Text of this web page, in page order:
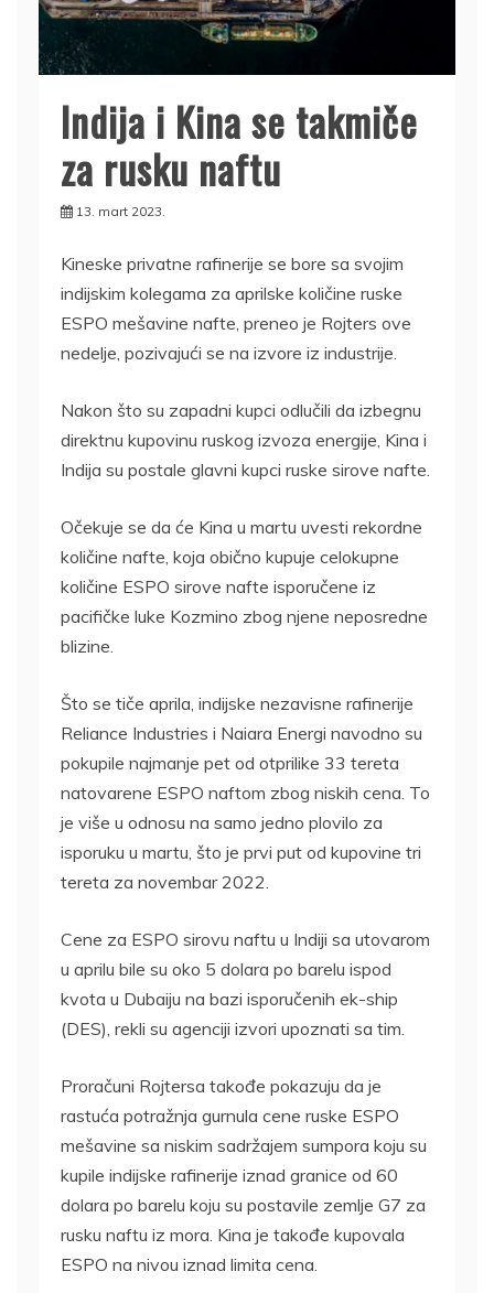
Indija i Kina se takmiče
za rusku naftu
13. mart 2023.
Kineske privatne rafinerije se bore sa svojim
indijskim kolegama za aprilske količine ruske
ESPO mešavine nafte, preneo je Rojters ove
nedelje, pozivajući se na izvore iz industrije.
Nakon što su zapadni kupci odlučili da izbegnu
direktnu kupovinu ruskog izvoza energije, Kina i
Indija su postale glavni kupci ruske sirove nafte.
Očekuje se da će Kina u martu uvesti rekordne
količine nafte, koja obično kupuje celokupne
količine ESPO sirove nafte isporučene iz
pacifičke luke Kozmino zbog njene neposredne
blizine.
Što se tiče aprila, indijske nezavisne rafinerije
Reliance Industries i Naiara Energi navodno su
pokupile najmanje pet od otprilike 33 tereta
natovarene ESPO naftom zbog niskih cena. To
je više u odnosu na samo jedno plovilo za
isporuku u martu, što je prvi put od kupovine tri
tereta za novembar 2022.
Cene za ESPO sirovu naftu u Indiji sa utovarom
u aprilu bile su oko 5 dolara po barelu ispod
kvota u Dubaiju na bazi isporučenih ek-ship
(DES), rekli su agenciji izvori upoznati sa tim.
Proračuni Rojtersa takođe pokazuju da je
rastuća potražnja gurnula cene ruske ESPO
mešavine sa niskim sadržajem sumpora koju su
kupile indijske rafinerije iznad granice od 60
dolara po barelu koju su postavile zemlje G7 za
rusku naftu iz mora. Kina je takođe kupovala
ESPO na nivou iznad limita cena.